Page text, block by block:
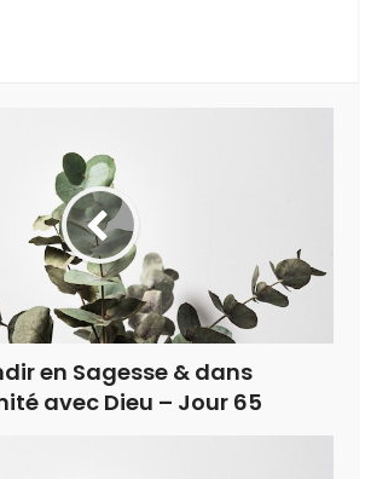
en Sagesse & dans
avec Dieu – Jour 65